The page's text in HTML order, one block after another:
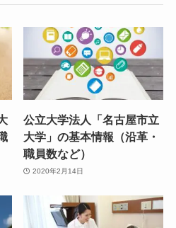
公立大学法人「名古屋市立
大学」の基本情報（沿革・
職員数など）
2020年2月14日